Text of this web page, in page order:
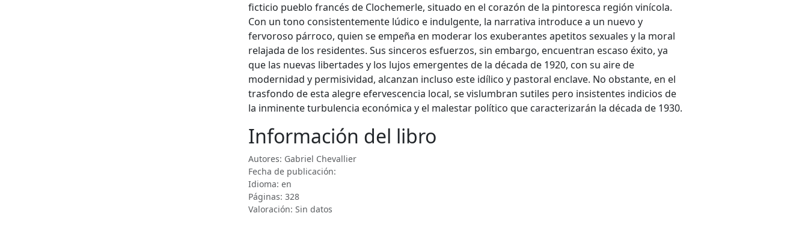
ficticio pueblo francés de Clochemerle, situado en el corazón de la pintoresca región vinícola.
Con un tono consistentemente lúdico e indulgente, la narrativa introduce a un nuevo y
fervoroso párroco, quien se empeña en moderar los exuberantes apetitos sexuales y la moral
relajada de los residentes. Sus sinceros esfuerzos, sin embargo, encuentran escaso éxito, ya
que las nuevas libertades y los lujos emergentes de la década de 1920, con su aire de
modernidad y permisividad, alcanzan incluso este idílico y pastoral enclave. No obstante, en el
trasfondo de esta alegre efervescencia local, se vislumbran sutiles pero insistentes indicios de
la inminente turbulencia económica y el malestar político que caracterizarán la década de 1930.
Información del libro
Autores: Gabriel Chevallier
Fecha de publicación:
Idioma: en
Páginas: 328
Valoración: Sin datos